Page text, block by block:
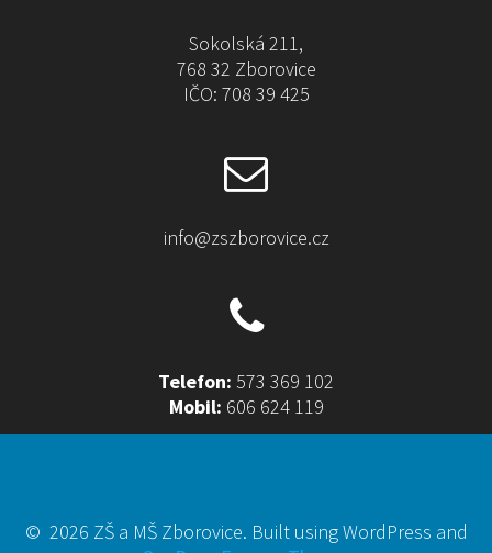
Sokolská 211,
768 32 Zborovice
IČO: 708 39 425
info@zszborovice.cz
Telefon: 573 369 102
Mobil: 606 624 119
© 2026 ZŠ a MŠ Zborovice. Built using WordPress and